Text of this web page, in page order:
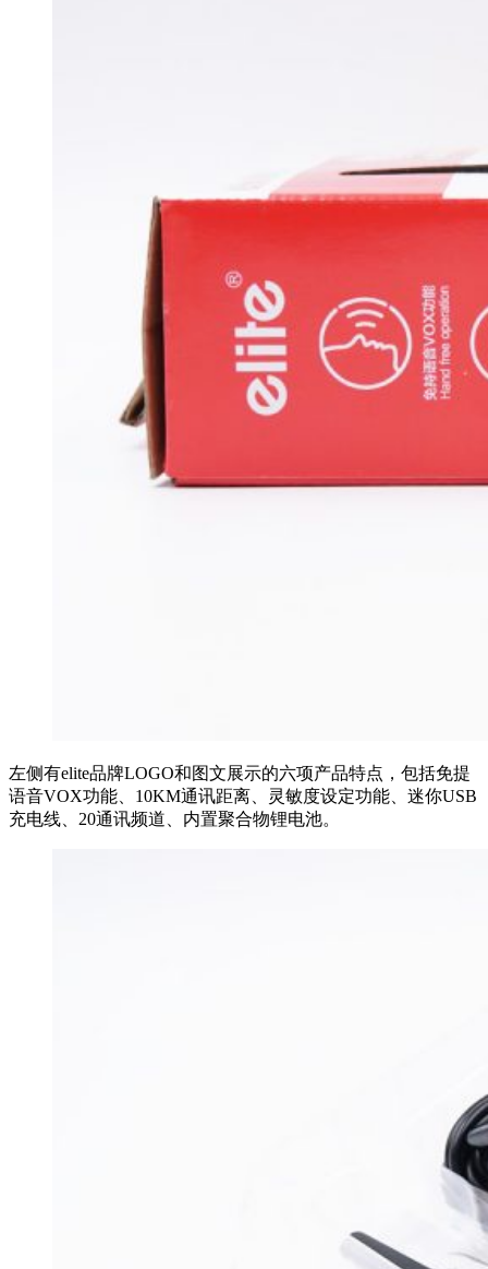
左侧有elite品牌LOGO和图文展示的六项产品特点，包括免提
语音VOX功能、10KM通讯距离、灵敏度设定功能、迷你USB
充电线、20通讯频道、内置聚合物锂电池。